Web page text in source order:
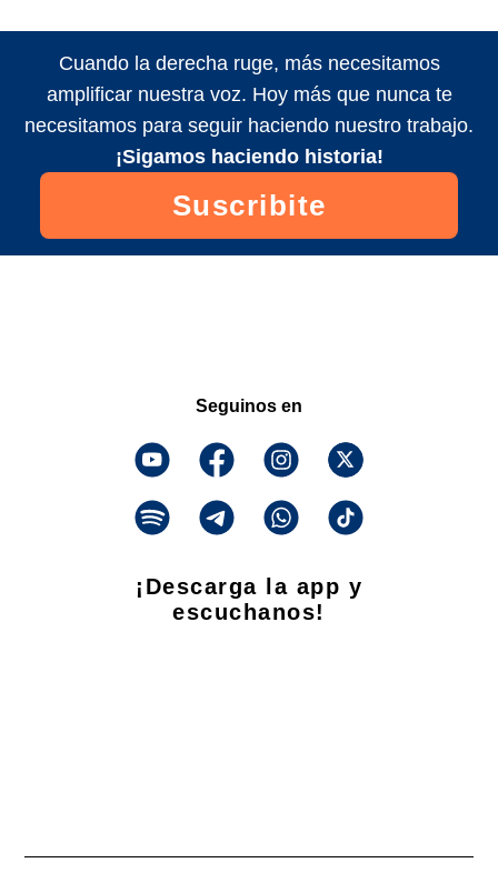
Cuando la derecha ruge, más necesitamos
amplificar nuestra voz. Hoy más que nunca te
necesitamos para seguir haciendo nuestro trabajo.
¡Sigamos haciendo historia!
Suscribite
Seguinos en
¡Descarga la app y
escuchanos!